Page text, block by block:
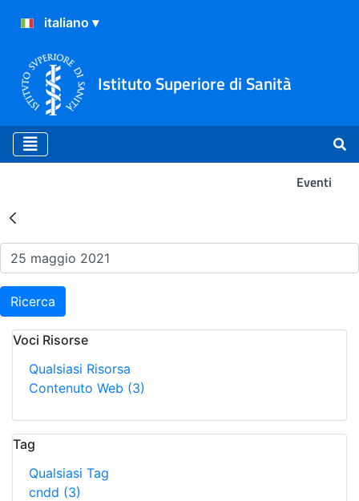
Istituto Superiore di Sanità
Eventi
Risultati della Ricerca -
Ricerca
Voci Risorse
Qualsiasi Risorsa
Contenuto Web (3)
Tag
Qualsiasi Tag
cndd (3)